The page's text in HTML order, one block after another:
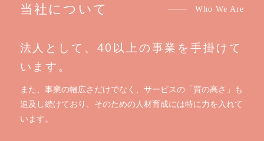
当社について Who We Are
法人として、40以上の事業を手掛けて
います。
また、事業の幅広さだけでなく、サービスの「質の高さ」も
追及し続けており、そのための人材育成には特に力を入れて
います。